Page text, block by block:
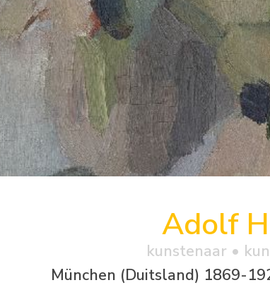
Adolf
kunstenaar •
München (Duitsland) 1869-